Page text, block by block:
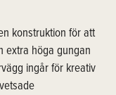
konstruktion för att
extra höga gungan
ingår för kreativ